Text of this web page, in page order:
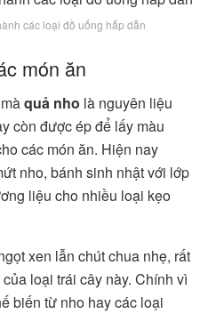
các loại đồ uống hấp dẫn
món ăn
quả nho là nguyên liệu
còn được ép để lấy màu
các món ăn. Hiện nay
nho, bánh sinh nhật với lớp
liệu cho nhiều loại kẹo
xen lẫn chút chua nhẹ, rất
loại trái cây này. Chính vì
biến từ nho hay các loại